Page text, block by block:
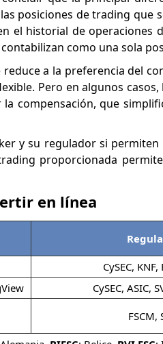
posiciones de trading que
el historial de operaciones
como una sola
a la preferencia del
Pero en algunos
compensación, que
y su regulador si
proporcionada
en línea
CySEC, KNF,
CySEC, ASIC,
FSCM,